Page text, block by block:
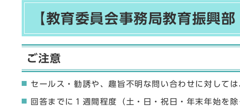
【教育委員会事務局教育振興
ご注意
セールス・勧誘や、趣旨不明な問い合わせに対しては
回答までに１週間程度（土・日・祝日・年末年始を除